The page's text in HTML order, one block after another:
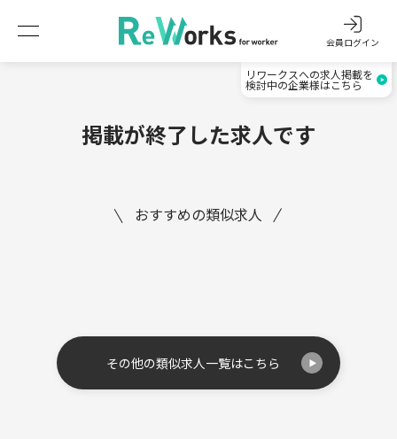
会員ログイン
リワークスへの求人掲載を
検討中の企業様はこちら
掲載が終了した求人です
おすすめの類似求人
その他の類似求人一覧はこちら